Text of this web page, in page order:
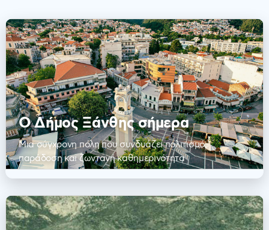
Ο Δήμος Ξάνθης σήμερα
Μια σύγχρονη πόλη που συνδυάζει πολιτισμό,
παράδοση και ζωντανή καθημερινότητα